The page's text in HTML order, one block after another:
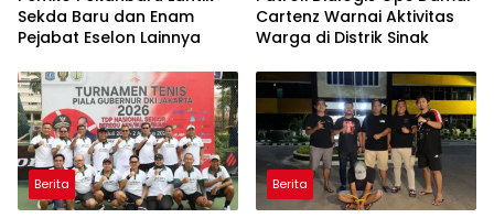
Sekda Baru dan Enam
Pejabat Eselon Lainnya
Cartenz Warnai Aktivitas
Warga di Distrik Sinak
Berita Berita